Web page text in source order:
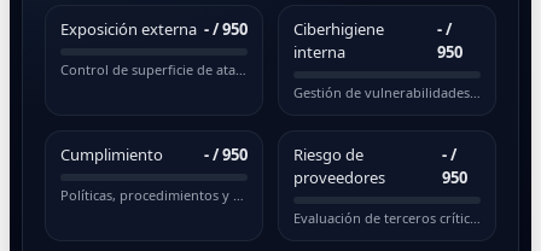
Exposición externa -/ 950
Control de superficie de ataque pública
Ciberhigiene
interna
-/
950
Gestión de vulnerabilidades y actualizaciones
Cumplimiento -/ 950
Políticas, procedimientos y normativas
Riesgo de
proveedores
-/
950
Evaluación de terceros críticos